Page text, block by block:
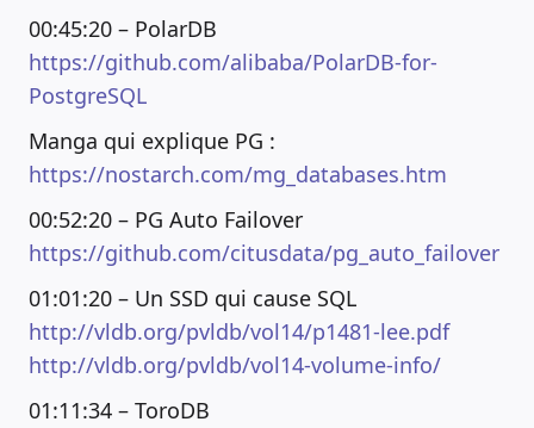
00:45:20 – PolarDB
https://github.com/alibaba/PolarDB-for-
PostgreSQL
Manga qui explique PG :
https://nostarch.com/mg_databases.htm
00:52:20 – PG Auto Failover
https://github.com/citusdata/pg_auto_failover
01:01:20 – Un SSD qui cause SQL
http://vldb.org/pvldb/vol14/p1481-lee.pdf
http://vldb.org/pvldb/vol14-volume-info/
01:11:34 – ToroDB